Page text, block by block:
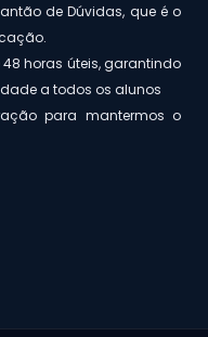
de Dúvidas, que é o
horas úteis, garantindo
a todos os alunos
para mantermos o